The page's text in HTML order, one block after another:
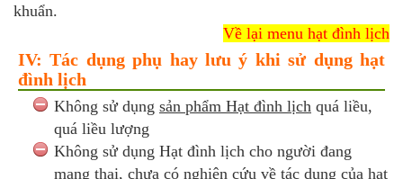
khuẩn.
Về lại menu hạt đình lịch
IV: Tác dụng phụ hay lưu ý khi sử dụng hạt
đình lịch
Không sử dụng sản phẩm Hạt đình lịch quá liều,
quá liều lượng
Không sử dụng Hạt đình lịch cho người đang
mang thai, chưa có nghiên cứu về tác dụng của hạt